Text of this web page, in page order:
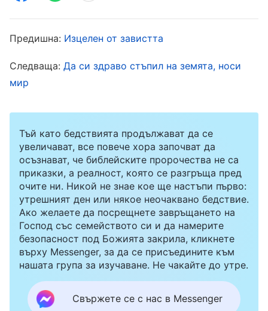
трябва да бъда по-усърдна в изпълнението на
дълга си и да влагам повече мисъл. Като се
самоанализирах, но и започнах да се
съпротивлявам още повече срещу дълга.
Спомних си как, когато бях водач,
работниците по общите въпроси ми носеха
книги с Божиите слова и писма, а сега нещата
се бяха променили и аз бях тази, която
трябваше да изпълнява поръчки и да доставя
неща на другите братя и сестри. Чувствах се
така, сякаш статусът ми изведнъж рязко се
беше понижил, и ставах все по-нещастна и
Предишна: Изцелен от завистта
Следваща: Да си здраво стъпил на земята, носи
мир
Тъй като бедствията продължават да се
увеличават, все повече хора започват да
осъзнават, че библейските пророчества не са
приказки, а реалност, която се разгръща пред
очите ни. Никой не знае кое ще настъпи първо:
утрешният ден или някое неочаквано бедствие.
Ако желаете да посрещнете завръщането на
Господ със семейството си и да намерите
безопасност под Божията закрила, кликнете
върху Messenger, за да се присъедините към
нашата група за изучаване. Не чакайте до утре.
Свържете се с нас в Messenger